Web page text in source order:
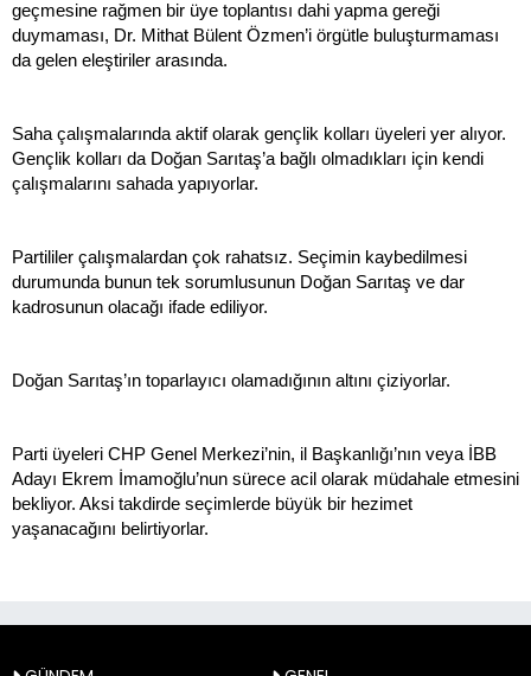
geçmesine rağmen bir üye toplantısı dahi yapma gereği
duymaması, Dr. Mithat Bülent Özmen’i örgütle buluşturmaması
da gelen eleştiriler arasında.
Saha çalışmalarında aktif olarak gençlik kolları üyeleri yer alıyor.
Gençlik kolları da Doğan Sarıtaş’a bağlı olmadıkları için kendi
çalışmalarını sahada yapıyorlar.
Partililer çalışmalardan çok rahatsız. Seçimin kaybedilmesi
durumunda bunun tek sorumlusunun Doğan Sarıtaş ve dar
kadrosunun olacağı ifade ediliyor.
Doğan Sarıtaş’ın toparlayıcı olamadığının altını çiziyorlar.
Parti üyeleri CHP Genel Merkezi’nin, il Başkanlığı’nın veya İBB
Adayı Ekrem İmamoğlu’nun sürece acil olarak müdahale etmesini
bekliyor. Aksi takdirde seçimlerde büyük bir hezimet
yaşanacağını belirtiyorlar.